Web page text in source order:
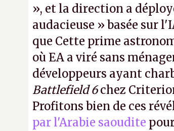
», et la direction a
audacieuse » basée sur
que Cette prime
où EA a viré sans
développeurs ayant
Battlefield 6chez
Profitons bien de ces
par l'Arabie saoudite